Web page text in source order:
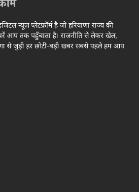
न्यूज़ प्लेटफ़ॉर्म है जो हरियाणा राज्य की
आप तक पहुँचाता है। राजनीति से लेकर खेल,
से जुड़ी हर छोटी-बड़ी खबर सबसे पहले हम आप